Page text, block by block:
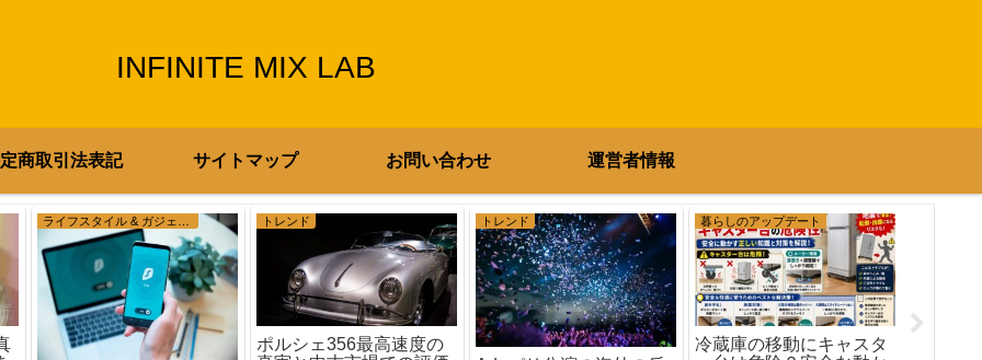
INFINITE MIX LAB
商取引法表記 サイトマップ お問い合わせ 運営者情報
トレンド
ポルシェ356最高速度の
トレンド 暮らしのアップデート
冷蔵庫の移動にキャスタ